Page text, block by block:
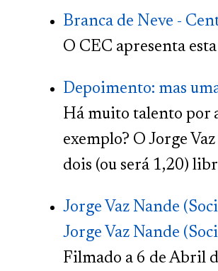
Branca de Neve -
O CEC apresenta
Depoimento: mas
Há muito talento por
exemplo? O Jorge
dois (ou será 1,20)
Jorge Vaz Nande
Jorge Vaz Nande
Filmado a 6 de Abril